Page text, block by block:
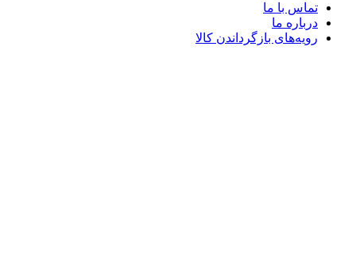
تماس با ما
درباره ما
رویه‌های بازگرداندن کالا